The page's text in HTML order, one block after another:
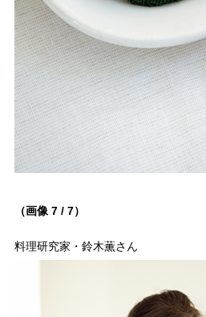
（画像 7 / 7）
料理研究家・鈴木薫さん